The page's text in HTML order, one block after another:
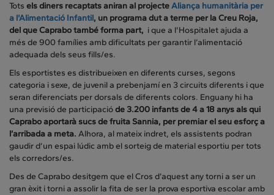
Tots els diners recaptats aniran al projecteAliança humanitària per
a l'Alimentació Infantil, un programa dut a terme per la Creu Roja,
del que Caprabo també forma part, i que a l'Hospitalet ajuda a
més de 900 famílies amb dificultats per garantir l’alimentació
adequada dels seus fills/es.
Els esportistes es distribueixen en diferents curses, segons
categoria i sexe, de juvenil a prebenjamí en 3 circuits diferents i que
seran diferenciats per dorsals de diferents colors. Enguany hi ha
una previsió de participacióde 3.200 infants de 4 a 18 anys als qui
Caprabo aportarà sucs de fruita Sannia, per premiar el seu esforç a
l’arribada a meta. Alhora, al mateix indret, els assistents podran
gaudir d’un espai lúdic amb el sorteig de material esportiu per tots
els corredors/es.
Des de Caprabo desitgem que el Cros d’aquest any torni a ser un
gran èxit i torni a assolir la fita de ser la prova esportiva escolar amb